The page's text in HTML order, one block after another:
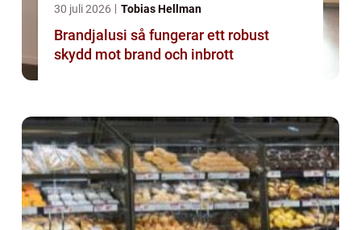
30 juli 2026 Tobias Hellman
Brandjalusi så fungerar ett robust
skydd mot brand och inbrott